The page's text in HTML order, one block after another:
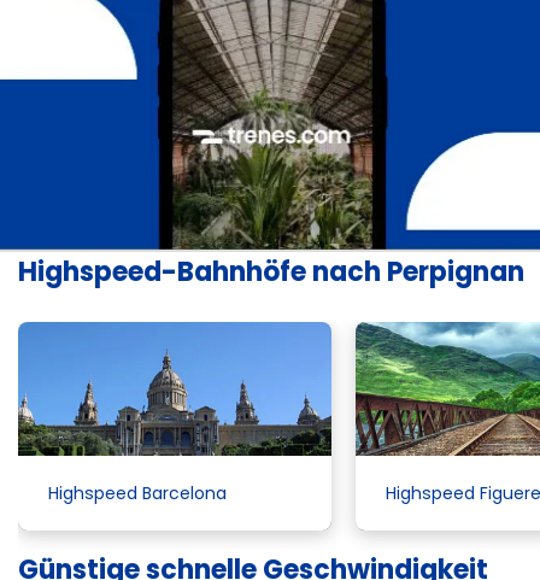
Highspeed-Bahnhöfe nach Perpignan
Highspeed Barcelona Highspeed
Günstige schnelle Geschwindigkeit